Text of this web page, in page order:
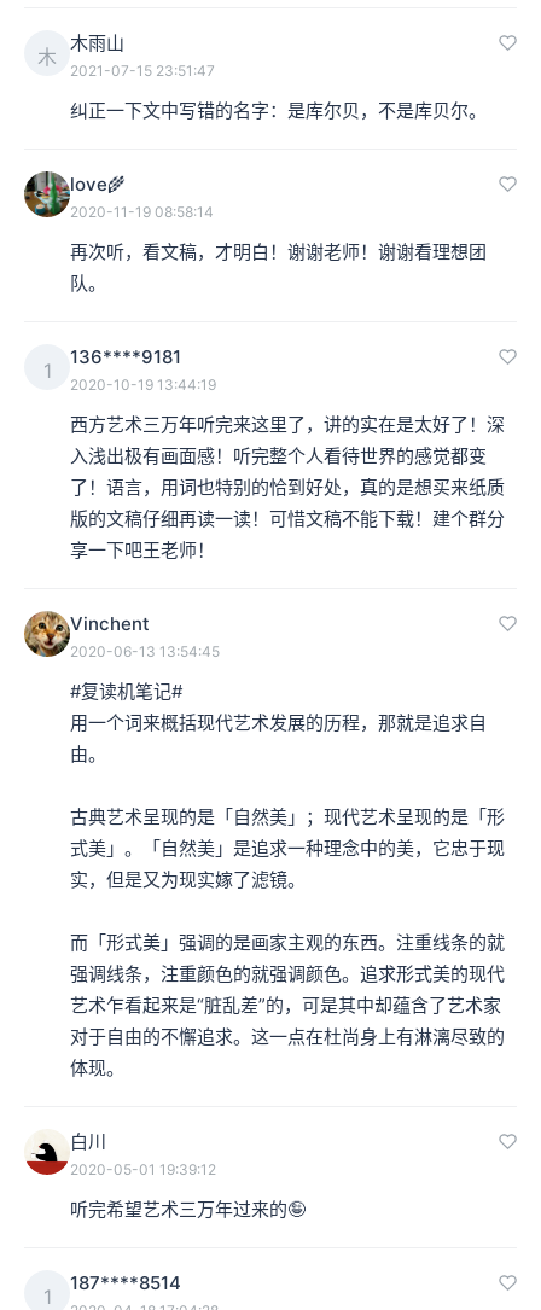
木
木雨山
2021-07-15 23:51:47
纠正一下文中写错的名字：是库尔贝，不是库贝尔。
love🌾
2020-11-19 08:58:14
再次听，看文稿，才明白！谢谢老师！谢谢看理想团
队。
1
136****9181
2020-10-19 13:44:19
西方艺术三万年听完来这里了，讲的实在是太好了！深
入浅出极有画面感！听完整个人看待世界的感觉都变
了！语言，用词也特别的恰到好处，真的是想买来纸质
版的文稿仔细再读一读！可惜文稿不能下载！建个群分
享一下吧王老师！
Vinchent
2020-06-13 13:54:45
#复读机笔记#
用一个词来概括现代艺术发展的历程，那就是追求自
由。
古典艺术呈现的是「自然美」；现代艺术呈现的是「形
式美」。「自然美」是追求一种理念中的美，它忠于现
实，但是又为现实嫁了滤镜。
而「形式美」强调的是画家主观的东西。注重线条的就
强调线条，注重颜色的就强调颜色。追求形式美的现代
艺术乍看起来是“脏乱差”的，可是其中却蕴含了艺术家
对于自由的不懈追求。这一点在杜尚身上有淋漓尽致的
体现。
白川
2020-05-01 19:39:12
听完希望艺术三万年过来的🤪
1
187****8514